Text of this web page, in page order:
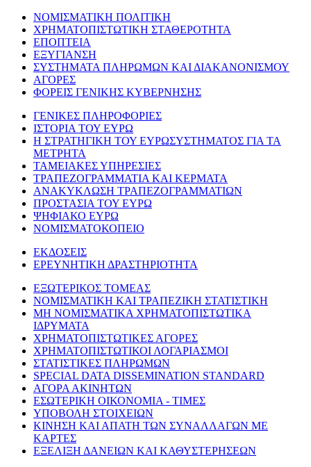
ΝΟΜΙΣΜΑΤΙΚΗ ΠΟΛΙΤΙΚΗ
ΧΡΗΜΑΤΟΠΙΣΤΩΤΙΚΗ ΣΤΑΘΕΡΟΤΗΤΑ
ΕΠΟΠΤΕΙΑ
ΕΞΥΓΙΑΝΣΗ
ΣΥΣΤΗΜΑΤΑ ΠΛΗΡΩΜΩΝ ΚΑΙ ΔΙΑΚΑΝΟΝΙΣΜΟΥ
ΑΓΟΡΕΣ
ΦΟΡΕΙΣ ΓΕΝΙΚΗΣ ΚΥΒΕΡΝΗΣΗΣ
ΓΕΝΙΚΕΣ ΠΛΗΡΟΦΟΡΙΕΣ
ΙΣΤΟΡΙΑ ΤΟΥ ΕΥΡΩ
Η ΣΤΡΑΤΗΓΙΚΗ ΤΟΥ ΕΥΡΩΣΥΣΤΗΜΑΤΟΣ ΓΙΑ ΤΑ
ΜΕΤΡΗΤΑ
ΤΑΜΕΙΑΚΕΣ ΥΠΗΡΕΣΙΕΣ
ΤΡΑΠΕΖΟΓΡΑΜΜΑΤΙΑ ΚΑΙ ΚΕΡΜΑΤΑ
ΑΝΑΚΥΚΛΩΣΗ ΤΡΑΠΕΖΟΓΡΑΜΜΑΤΙΩΝ
ΠΡΟΣΤΑΣΙΑ ΤΟΥ ΕΥΡΩ
ΨΗΦΙΑΚΟ ΕΥΡΩ
ΝΟΜΙΣΜΑΤΟΚΟΠΕΙΟ
ΕΚΔΟΣΕΙΣ
ΕΡΕΥΝΗΤΙΚΗ ΔΡΑΣΤΗΡΙΟΤΗΤΑ
ΕΞΩΤΕΡΙΚΟΣ ΤΟΜΕΑΣ
ΝΟΜΙΣΜΑΤΙΚΗ ΚΑΙ ΤΡΑΠΕΖΙΚΗ ΣΤΑΤΙΣΤΙΚΗ
ΜΗ ΝΟΜΙΣΜΑΤΙΚΑ ΧΡΗΜΑΤΟΠΙΣΤΩΤΙΚΑ
ΙΔΡΥΜΑΤΑ
ΧΡΗΜΑΤΟΠΙΣΤΩΤΙΚΕΣ ΑΓΟΡΕΣ
ΧΡΗΜΑΤΟΠΙΣΤΩΤΙΚΟΙ ΛΟΓΑΡΙΑΣΜΟΙ
ΣΤΑΤΙΣΤΙΚΕΣ ΠΛΗΡΩΜΩΝ
SPECIAL DATA DISSEMINATION STANDARD
ΑΓΟΡΑ ΑΚΙΝΗΤΩΝ
ΕΣΩΤΕΡΙΚΗ ΟΙΚΟΝΟΜΙΑ - ΤΙΜΕΣ
ΥΠΟΒΟΛΗ ΣΤΟΙΧΕΙΩΝ
ΚΙΝΗΣΗ ΚΑΙ ΑΠΑΤΗ ΤΩΝ ΣΥΝΑΛΛΑΓΩΝ ΜΕ
ΚΑΡΤΕΣ
ΕΞΕΛΙΞΗ ΔΑΝΕΙΩΝ ΚΑΙ ΚΑΘΥΣΤΕΡΗΣΕΩΝ